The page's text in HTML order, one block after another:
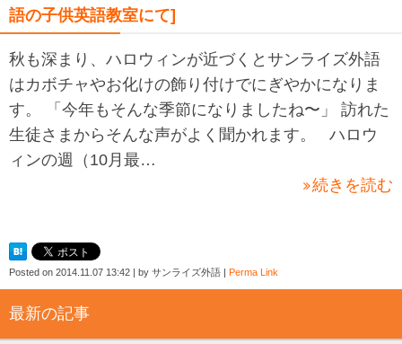
語の子供英語教室にて]
秋も深まり、ハロウィンが近づくとサンライズ外語
はカボチャやお化けの飾り付けでにぎやかになりま
す。 「今年もそんな季節になりましたね〜」 訪れた
生徒さまからそんな声がよく聞かれます。 ハロウ
ィンの週（10月最…
続きを読む
Posted on 2014.11.07 13:42 | by サンライズ外語 | Perma Link
最新の記事